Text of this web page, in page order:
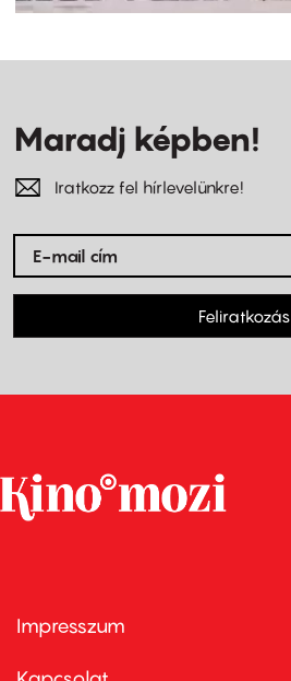
Maradj képben!
Iratkozz fel hírlevelünkre!
Feliratkozás
Footer
first
Impresszum